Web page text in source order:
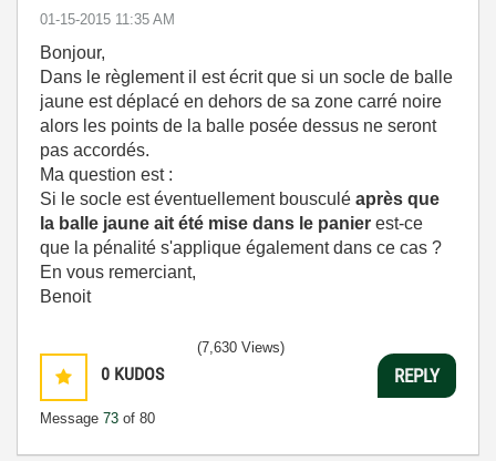
‎01-15-2015 11:35 AM
Bonjour,
Dans le règlement il est écrit que si un socle de balle
jaune est déplacé en dehors de sa zone carré noire
alors les points de la balle posée dessus ne seront
pas accordés.
Ma question est :
Si le socle est éventuellement bousculé après que
la balle jaune ait été mise dans le panier est-ce
que la pénalité s'applique également dans ce cas ?
En vous remerciant,
Benoit
0 KUDOS
Message 73 of 80
(7,630 Views)
REPLY